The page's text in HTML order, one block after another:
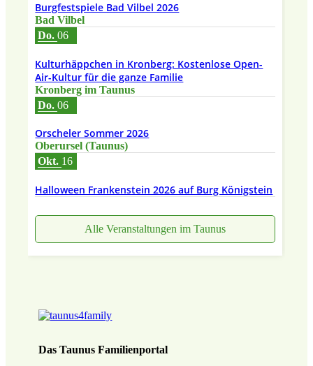
Burgfestspiele Bad Vilbel 2026
Bad Vilbel
Do.06
Kulturhäppchen in Kronberg: Kostenlose Open-
Air-Kultur für die ganze Familie
Kronberg im Taunus
Do.06
Orscheler Sommer 2026
Oberursel (Taunus)
Okt. 16
Halloween Frankenstein 2026 auf Burg Königstein
Alle Veranstaltungen im Taunus
Das Taunus Familienportal